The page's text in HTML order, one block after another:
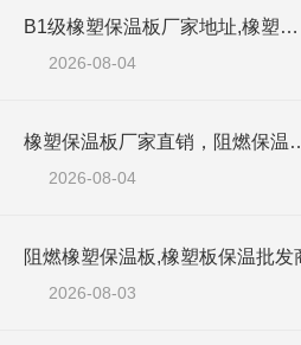
B1级橡塑保温板厂家地址,橡塑板优质批发商
2026-08-04
橡塑保温板厂家直
2026-08-04
阻燃橡塑保温板,橡塑板保温批发
2026-08-03